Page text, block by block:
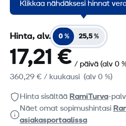
Klikkaa nähdäksesi hinnat
Hinta, alv. 0 % 25,5 %
17,21 € / päivä (alv 0
360,29 € / kuukausi (alv 0 %)
Hinta sisältää RamiTurva-
Näet omat sopimushintasi
asiakasportaalissa